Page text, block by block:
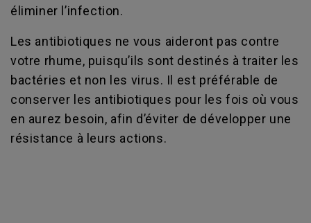
éliminer l’infection.
Les antibiotiques ne vous aideront pas contre
votre rhume, puisqu’ils sont destinés à traiter les
bactéries et non les virus. Il est préférable de
conserver les antibiotiques pour les fois où vous
en aurez besoin, afin d’éviter de développer une
résistance à leurs actions.